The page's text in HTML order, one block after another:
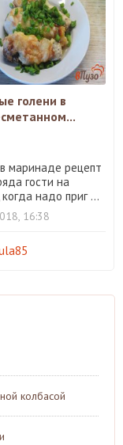
голени в
маринаде рецепт
гости на
когда надо приг ...
16:38
колбасой